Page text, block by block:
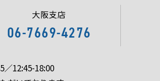
大阪支店
06-7669-4276
／12:45-18:00